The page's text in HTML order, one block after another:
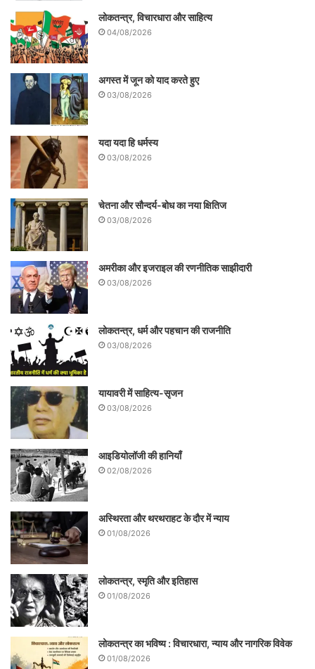
लोकतन्त्र, विचारधारा और साहित्य
04/08/2026
अगस्त में जून को याद करते हुए
03/08/2026
यदा यदा हि धर्मस्य
03/08/2026
चेतना और सौन्दर्य-बोध का नया क्षितिज
03/08/2026
अमरीका और इजराइल की रणनीतिक साझीदारी
03/08/2026
लोकतन्त्र, धर्म और पहचान की राजनीति
03/08/2026
यायावरी में साहित्य-सृजन
03/08/2026
आइडियोलॉजी की हानियाँ
02/08/2026
अस्थिरता और थरथराहट के दौर में न्याय
01/08/2026
लोकतन्त्र, स्मृति और इतिहास
01/08/2026
लोकतन्त्र का भविष्य : विचारधारा, न्याय और नागरिक विवेक
01/08/2026